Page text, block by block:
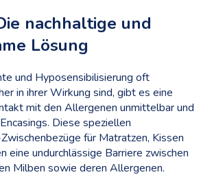
nachhaltige und
Lösung
und Hyposensibilisierung oft
in ihrer Wirkung sind, gibt es eine
mit den Allergenen unmittelbar und
Diese speziellen
für Matratzen, Kissen
eine undurchlässige Barriere zwischen
Milben sowie deren Allergenen.